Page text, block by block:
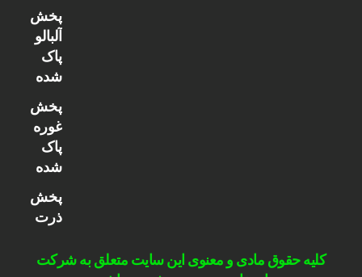
پخش
آلبالو
پاک
شده
پخش
غوره
پاک
شده
پخش
ذرت
کلیه حقوق مادی و معنوی این سایت متعلق به شرکت